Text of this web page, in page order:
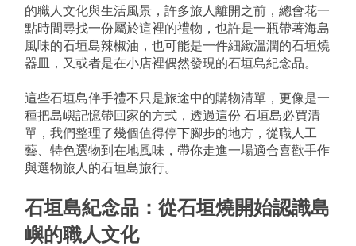
的職人文化與生活風景，許多旅人離開之前，總會花一
點時間尋找一份屬於這裡的禮物，也許是一瓶帶著海島
風味的石垣島辣椒油，也可能是一件細緻溫潤的石垣燒
器皿，又或者是在小店裡偶然發現的石垣島紀念品。
這些石垣島伴手禮不只是旅途中的購物清單，更像是一
種把島嶼記憶帶回家的方式，透過這份 石垣島必買清
單，我們整理了幾個值得停下腳步的地方，從職人工
藝、特色選物到在地風味，帶你走進一場適合喜歡手作
與選物旅人的石垣島旅行。
石垣島紀念品：從石垣燒開始認識島
嶼的職人文化